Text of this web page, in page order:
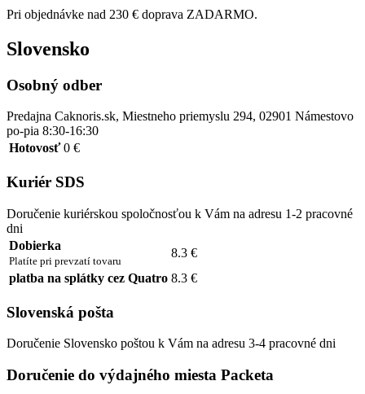
Pri objednávke nad 230 € doprava ZADARMO.
Slovensko
Osobný odber
Predajna Caknoris.sk, Miestneho priemyslu 294, 02901 Námestovo
po-pia 8:30-16:30
Hotovosť 0 €
Kuriér SDS
Doručenie kuriérskou spoločnosťou k Vám na adresu 1-2 pracovné
dni
Dobierka
Platíte pri prevzatí tovaru
8.3 €
platba na splátky cez Quatro 8.3 €
Slovenská pošta
Doručenie Slovensko poštou k Vám na adresu 3-4 pracovné dni
Doručenie do výdajného miesta Packeta